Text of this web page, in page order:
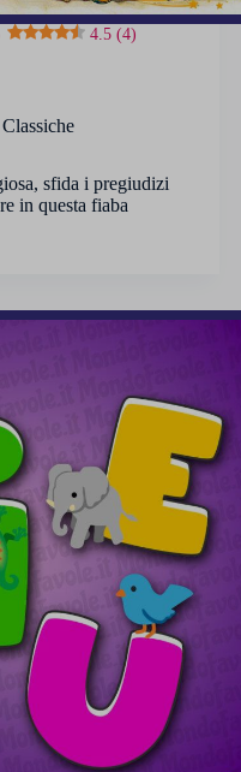
4.5 (4)
sfida i pregiudizi
in questa fiaba